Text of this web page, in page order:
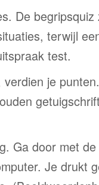
De
terwijl
test.
je
Ga door met
Je drukt